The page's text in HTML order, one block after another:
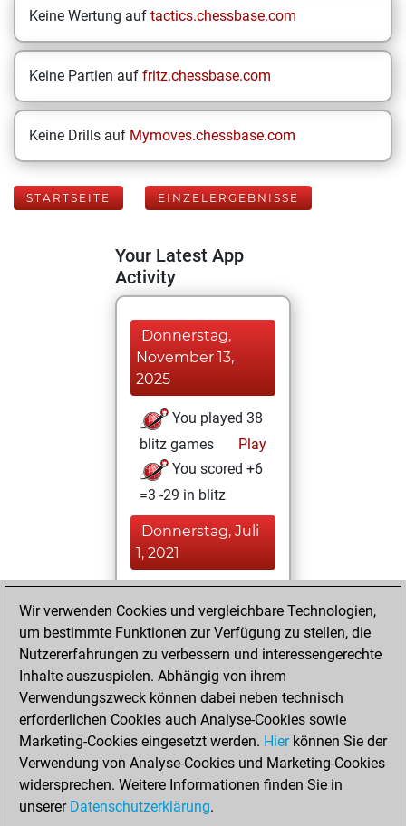
Keine Wertung auf tactics.chessbase.com
Keine Partien auf fritz.chessbase.com
Keine Drills auf Mymoves.chessbase.com
STARTSEITE EINZELERGEBNISSE
Your Latest App
Activity
Donnerstag,
November 13,
2025
You played 38
blitz games
Play
You scored +6
=3 -29 in blitz
Donnerstag, Juli
1, 2021
You played 2
bullet games
Play
You scored +0
=0 -2 in bullet
Samstag, Juni 5,
2021
You played 3
slow games
Play
You scored +0
Wir verwenden Cookies und vergleichbare Technologien,
um bestimmte Funktionen zur Verfügung zu stellen, die
Nutzererfahrungen zu verbessern und interessengerechte
Inhalte auszuspielen. Abhängig von ihrem
Verwendungszweck können dabei neben technisch
erforderlichen Cookies auch Analyse-Cookies sowie
Marketing-Cookies eingesetzt werden. Hierkönnen Sie der
Verwendung von Analyse-Cookies und Marketing-Cookies
widersprechen. Weitere Informationen finden Sie in
unserer Datenschutzerklärung.